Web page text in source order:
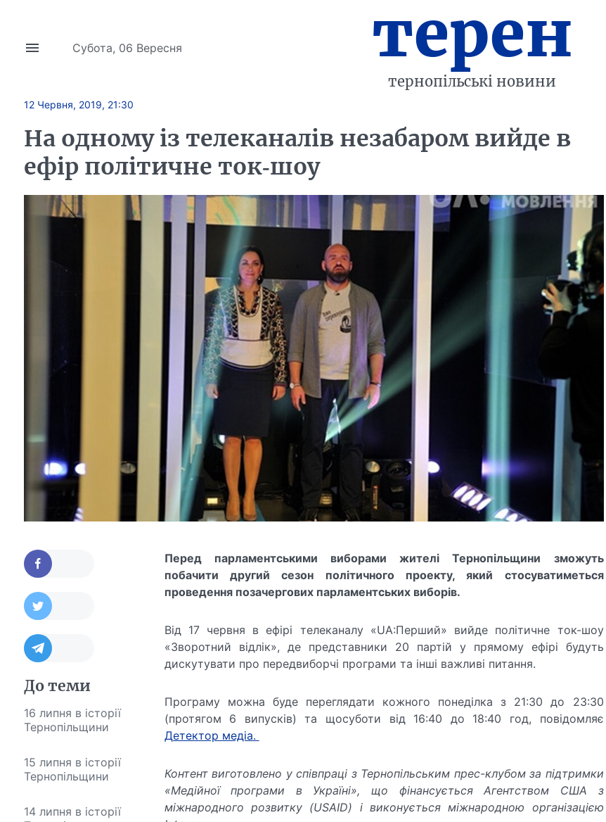
Субота, 06 Вересня терен
тернопільські новини
12 Червня, 2019, 21:30
На одному із телеканалів незабаром вийде в
ефір політичне ток-шоу
До теми
16 липня в історії
Тернопільщини
15 липня в історії
Тернопільщини
14 липня в історії
Перед парламентськими виборами жителі Тернопільщини зможуть
побачити другий сезон політичного проекту, який стосуватиметься
проведення позачергових парламентських виборів.
Від 17 червня в ефірі телеканалу «UA:Перший» вийде політичне ток-шоу
«Зворотний відлік», де представники 20 партій у прямому ефірі будуть
дискутувати про передвиборчі програми та інші важливі питання.
Програму можна буде переглядати кожного понеділка з 21:30 до 23:30
(протягом 6 випусків) та щосуботи від 16:40 до 18:40 год, повідомляє
Детектор медіа.
Контент виготовлено у співпраці з Тернопільським прес-клубом за підтримки
«Медійної програми в Україні», що фінансується Агентством США з
міжнародного розвитку (USAID) і виконується міжнародною організацією